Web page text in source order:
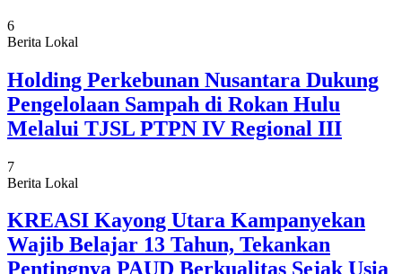
6
Berita Lokal
Holding Perkebunan Nusantara Dukung
Pengelolaan Sampah di Rokan Hulu
Melalui TJSL PTPN IV Regional III
7
Berita Lokal
KREASI Kayong Utara Kampanyekan
Wajib Belajar 13 Tahun, Tekankan
Pentingnya PAUD Berkualitas Sejak Usia